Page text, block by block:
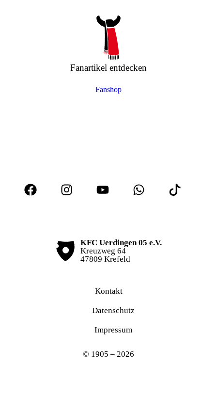
Fanartikel entdecken
Fanshop
KFC Uerdingen 05 e.V.
Kreuzweg 64
47809 Krefeld
Kontakt
Datenschutz
Impressum
© 1905 – 2026